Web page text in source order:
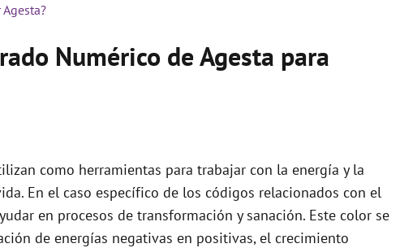
Numérico de Agesta para
como herramientas para trabajar con la energía y la
En el caso específico de los códigos relacionados con el
en procesos de transformación y sanación. Este color se
de energías negativas en positivas, el crecimiento